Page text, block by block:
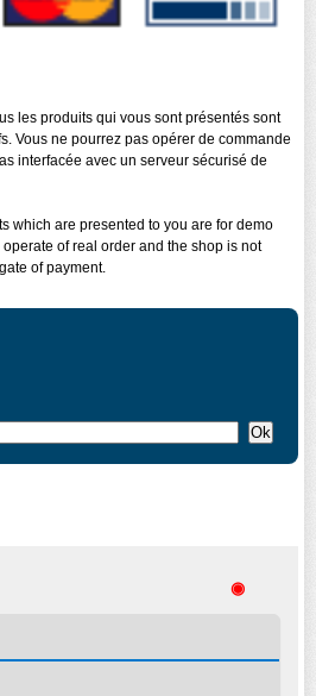
les produits qui vous sont présentés sont
Vous ne pourrez pas opérer de commande
interfacée avec un serveur sécurisé de
which are presented to you are for demo
of real order and the shop is not
of payment.
◉